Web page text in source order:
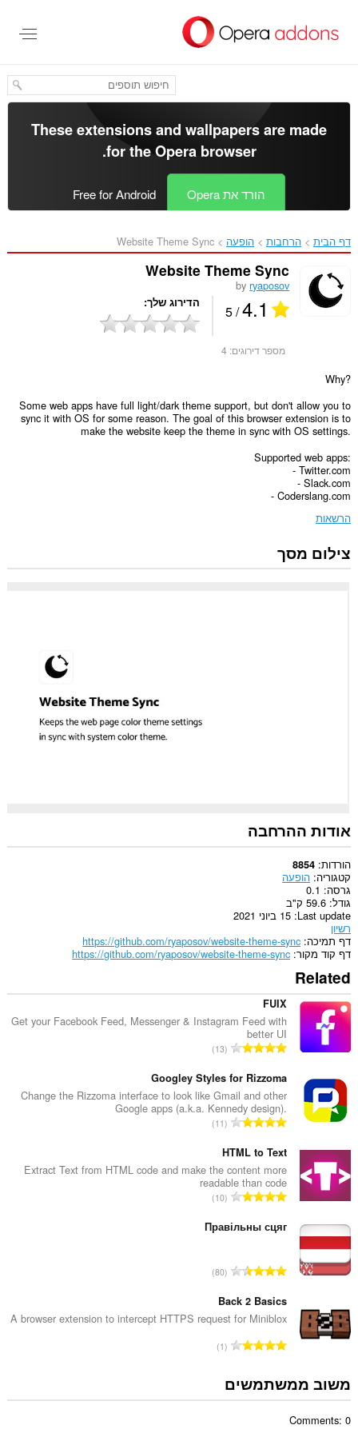
העיקרי
These extensions and wallpapers are made
for theOpera browser
.
הורד את Opera Free for Android
דף הבית הרחבות הופעה Website Theme Sync‎
Website Theme Sync
byryaposov
4.1
/ 5 הדירוג שלך
מספר דירוגים: 4
Why?
Some web apps have full light/dark theme support, but don't allow you to
sync it with OS for some reason. The goal of this browser extension is to
make the website keep the theme in sync with OS settings.
Supported web apps:
- Twitter.com
- Slack.com
- Coderslang.com
הרשאות
הרחבה
זו
צילום מסך
אודות ההרחבה
הורדות 8854
קטגוריה הופעה
גרסה 0.1
גודל 59.6 ק"ב
Last update 15 ביוני 2021
רשיון
דף תמיכה https://github.com/ryaposov/website-theme-sync
דף קוד מקור https://github.com/ryaposov/website-theme-sync
Related
FUIX
Get your Facebook Feed, Messenger & Instagram Feed with
better UI
מ
פ
ר
ד
י
ו
ג
י
ם
:
13
Googley Styles for Rizzoma
Change the Rizzoma interface to look like Gmail and other
Google apps (a.k.a. Kennedy design).
מ
פ
ר
ד
י
ו
י
ם
:
11
HTML to Text
Extract Text from HTML code and make the content more
readable than code
מ
פ
י
ו
ג
י
ם
10
Правільны сцяг
מ
פ
ר
י
ו
ג
80
Back 2 Basics
A browser extension to intercept HTTPS request for Miniblox
מ
ר
1
משוב ממשתמשים
Comments: 0